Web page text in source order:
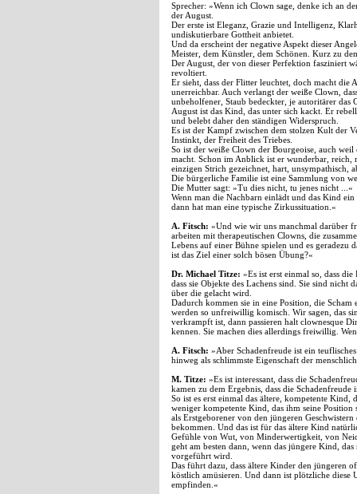
Sprecher: »Wenn ich Clown sage, denke ich an
der August.
Der erste ist Eleganz, Grazie und Intelligenz,
undiskutierbare Gottheit anbietet.
Und da erscheint der negative Aspekt dieser
Meister, dem Künstler, dem Schönen. Kurz zu
Der August, der von dieser Perfektion fasziniert
revoltiert.
Er sieht, dass der Flitter leuchtet, doch macht die
unerreichbar. Auch verlangt der weiße Clown,
unbeholfener, Staub bedeckter, je autoritärer das
August ist das Kind, das unter sich kackt. Er
und belebt daher den ständigen Widerspruch.
Es ist der Kampf zwischen dem stolzen Kult der
Instinkt, der Freiheit des Triebes.
So ist der weiße Clown der Bourgeoise, auch
macht. Schon im Anblick ist er wunderbar, reich,
einzigen Strich gezeichnet, hart, unsympathisch,
Die bürgerliche Familie ist eine Sammlung von
Die Mutter sagt: »Tu dies nicht, tu jenes nicht ...«
Wenn man die Nachbarn einlädt und das Kind
dann hat man eine typische Zirkussituation.«
A. Fitsch: »Und wie wir uns manchmal darüber
arbeiten mit therapeutischen Clowns, die
Lebens auf einer Bühne spielen und es geradezu
ist das Ziel einer solch bösen Übung?«
Dr. Michael Titze: »Es ist erst einmal so, dass
dass sie Objekte des Lachens sind. Sie sind nicht
über die gelacht wird.
Dadurch kommen sie in eine Position, die
werden so unfreiwillig komisch. Wir sagen, das
verkrampft ist, dann passieren halt clownesque
kennen. Sie machen dies allerdings freiwillig.
A. Fitsch: »Aber Schadenfreude ist ein
hinweg als schlimmste Eigenschaft der
M. Titze: »Es ist interessant, dass die
kamen zu dem Ergebnis, dass die
So ist es erst einmal das ältere, kompetente Kind,
weniger kompetente Kind, das ihm seine
als Erstgeborener von den jüngeren
bekommen. Und das ist für das ältere Kind
Gefühle von Wut, von Minderwertigkeit, von
geht am besten dann, wenn das jüngere Kind,
vorgeführt wird.
Das führt dazu, dass ältere Kinder den jüngeren
köstlich amüsieren. Und dann ist plötzliche diese
empfinden.«